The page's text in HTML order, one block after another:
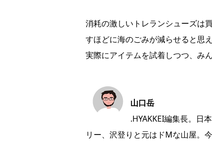
消耗の激しいトレランシューズは
すほどに海のごみが減らせると思
実際にアイテムを試着しつつ、み
山口岳
.HYAKKEI編集長。日
リー、沢登りと元はドMな山屋。